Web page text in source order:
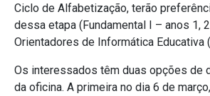
Ciclo de Alfabetização, terão
dessa etapa (Fundamental I – anos 1,
Orientadores de Informática Educativa
Os interessados têm duas opções de
da oficina. A primeira no dia 6 de